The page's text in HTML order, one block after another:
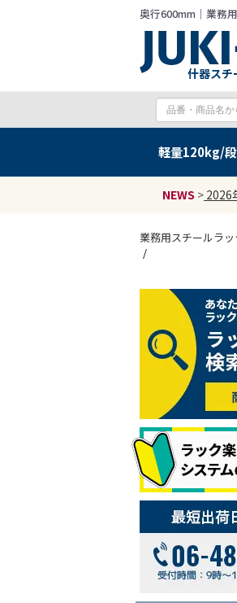
奥行600mm｜業務
什器スチ
軽量120kg/段
NEWS > 2026
業務用スチールラ